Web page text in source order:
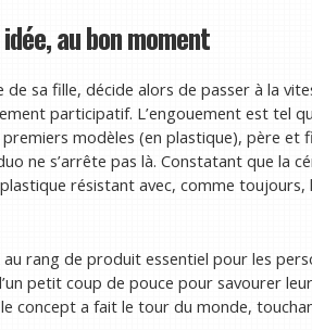
au bon moment
sa fille, décide alors de passer à la
participatif. L’engouement est tel
modèles (en plastique), père et
ne s’arrête pas là. Constatant que la
résistant avec, comme toujours,
rang de produit essentiel pour les
petit coup de pouce pour savourer
concept a fait le tour du monde,